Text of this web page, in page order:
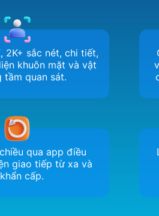
2K+ sắc nét, chi tiết,
khuôn mặt và vật
tầm quan sát.
qua app điều
giao tiếp từ xa và
cấp.